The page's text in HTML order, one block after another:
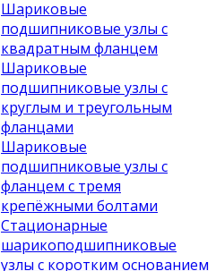
Шариковые
подшипниковые узлы с
квадратным фланцем
Шариковые
подшипниковые узлы с
круглым и треугольным
фланцами
Шариковые
подшипниковые узлы с
фланцем с тремя
крепёжными болтами
Стационарные
шарикоподшипниковые
узлы с коротким основанием